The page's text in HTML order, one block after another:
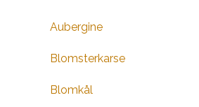
Aubergine
Blomsterkarse
Blomkål